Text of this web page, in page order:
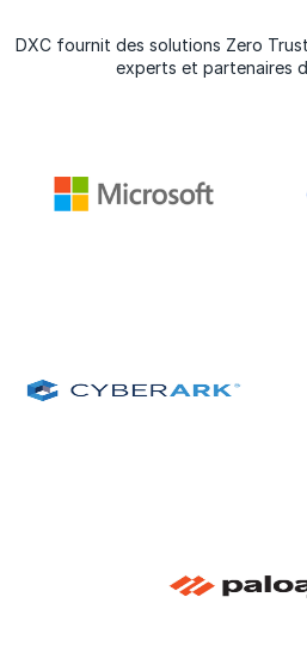
DXC fournit des solutions Zero
experts et partenaires